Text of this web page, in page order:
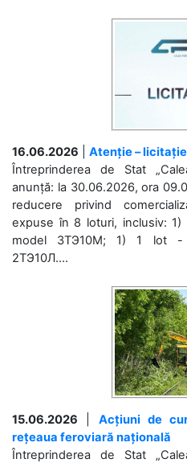
16.06.2026
Atenție –
Întreprinderea de Stat
anunță: la 30.06.2026, ora
reducere privind
expuse în 8 loturi, inclusiv:
model 3ТЭ10М; 1) 1 lot -
2ТЭ10Л....
15.06.2026
Acțiuni de
rețeaua feroviară națională
Întreprinderea de Stat